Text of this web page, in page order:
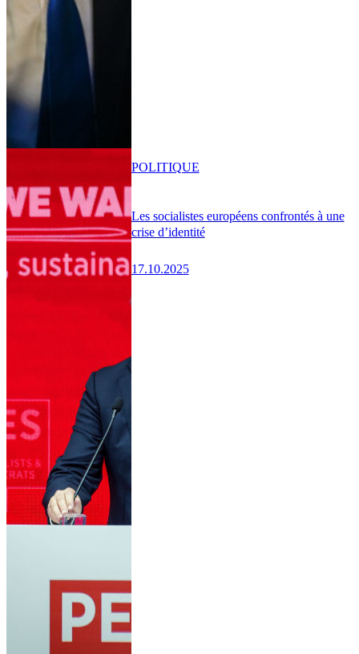
Les socialistes européens confrontés à une
crise d’identité
17.10.2025
POLITIQUE